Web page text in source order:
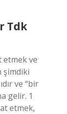
Tdk
etmek ve
şimdiki
ve “bir
gelir. 1
etmek,